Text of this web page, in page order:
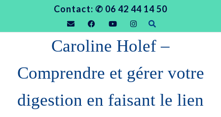
Contact: ✆ 06 42 44 14 50
Caroline Holef –
Comprendre et gérer votre
digestion en faisant le lien